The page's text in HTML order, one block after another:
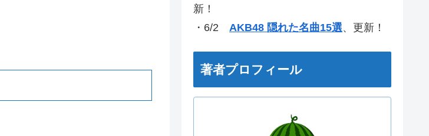
新！
・6/2 AKB48 隠れた名曲15選、更新！
著者プロフィール